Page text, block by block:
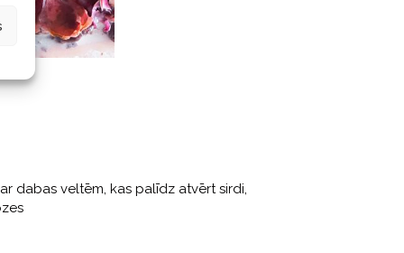
dabas veltēm, kas palīdz atvērt sirdi,